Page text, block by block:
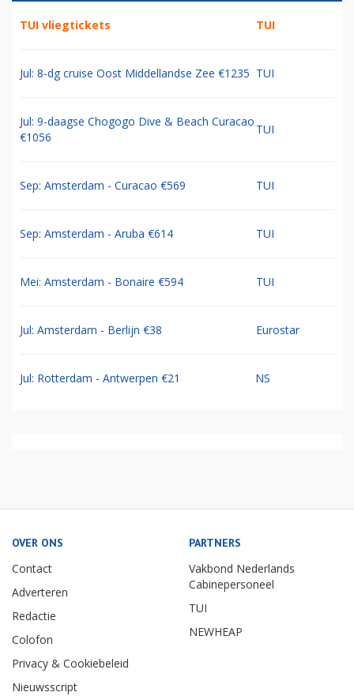
TUI vliegtickets TUI
Jul: 8-dg cruise Oost Middellandse Zee €1235 TUI
Jul: 9-daagse Chogogo Dive & Beach Curacao
€1056
TUI
Sep: Amsterdam - Curacao €569 TUI
Sep: Amsterdam - Aruba €614 TUI
Mei: Amsterdam - Bonaire €594 TUI
Jul: Amsterdam - Berlijn €38 Eurostar
Jul: Rotterdam - Antwerpen €21 NS
OVER ONS
Contact
Adverteren
Redactie
Colofon
Privacy & Cookiebeleid
Nieuwsscript
PARTNERS
Vakbond Nederlands
Cabinepersoneel
TUI
NEWHEAP